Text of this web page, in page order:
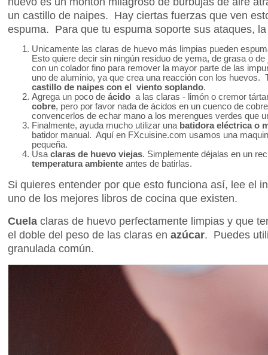
un castillo de naipes. Hay ciertas fuerzas que ven
espuma. Para que tu espuma soporte sus ataques,
Unicamente las claras de huevo más limpias pueden
Esto quiere decir sin ningún residuo de yema, de grasa o
con un colador fino para remover la mayor parte de las
uno de aluminio, ya que crea una reacción con los
castillo de naipes con el viento soplando.
Agrega un poco de ácido a las claras - limón o cremor
cobre, pero por favor nada de ácidos en un cuenco de
convencerlos de echar mano a los merengues verdes que
Finalmente, ayuda mucho utilizar una batidora eléctrica o
batidor manual. Aquí en FXcuisine.com usamos una
pequeña.
Usaclaras de huevo viejas. Simplemente déjalas en un
temperatura ambiente antes de batirlas.
Si quieres entender por que esto funciona así, lee el
uno de los mejores libros de cocina que existen.
Cuela claras de huevo perfectamente limpias y que
el doble del peso de las claras en azúcar. Puedes
granulada común.